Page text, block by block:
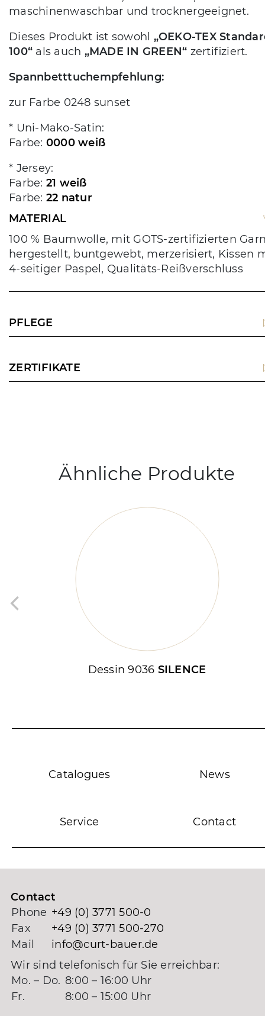
maschinenwaschbar und trocknergeeignet.
Dieses Produkt ist sowohl „OEKO-TEX
100“ als auch „MADE IN GREEN“ zertifiziert.
Spannbetttuchempfehlung:
zur Farbe 0248 sunset
* Uni-Mako-Satin:
Farbe: 0000 weiß
* Jersey:
Farbe: 21 weiß
Farbe: 22 natur
MATERIAL
100 % Baumwolle, mit GOTS-zertifizierten
hergestellt, buntgewebt, merzerisiert, Kissen
4-seitiger Paspel, Qualitäts-Reißverschluss
PFLEGE
ZERTIFIKATE
Ähnliche Produkte
Dessin 9036 SILENCE
Catalogues News
Service Contact
Contact
Phone +49 (0) 3771 500-0
Fax
+49 (0) 3771 500-270
Mail
info@curt-bauer.de
Wir sind telefonisch für Sie erreichbar:
Mo. – Do. 8:00 – 16:00 Uhr
Fr.
8:00 – 15:00 Uhr